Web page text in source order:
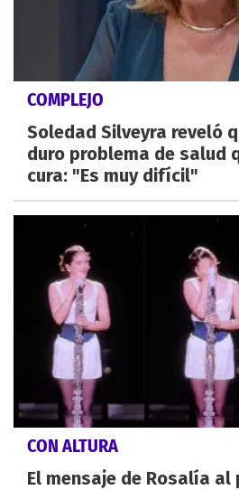
COMPLEJO
Soledad Silveyra reveló
duro problema de salud
cura: "Es muy difícil"
CON ALTURA
El mensaje de Rosalía al